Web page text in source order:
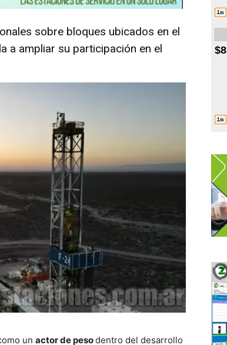
sobre bloques ubicados en el
a ampliar su participación en el
un actor de pesodentro del desarrollo